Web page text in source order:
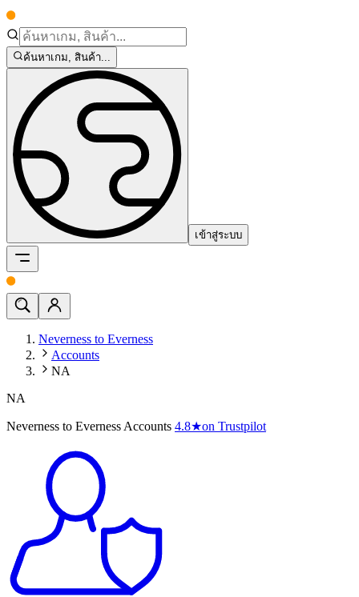
ค้นหาเกม, สินค้า...
เข้าสู่ระบบ
Neverness to Everness
Accounts
NA
NA
Neverness to Everness Accounts 4.8★on Trustpilot